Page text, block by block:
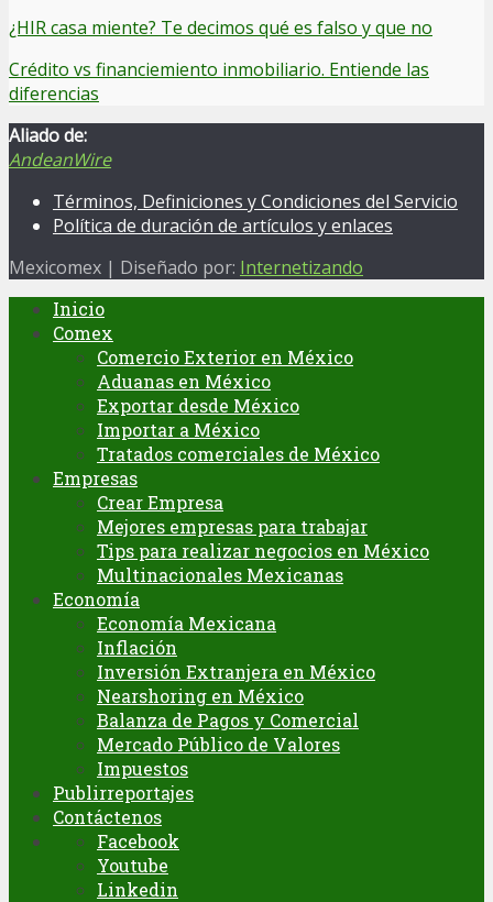
¿HIR casa miente? Te decimos qué es falso y que no
Crédito vs financiemiento inmobiliario. Entiende las
diferencias
Aliado de:
AndeanWire
Términos, Definiciones y Condiciones del Servicio
Política de duración de artículos y enlaces
Mexicomex | Diseñado por: Internetizando
Inicio
Comex
Comercio Exterior en México
Aduanas en México
Exportar desde México
Importar a México
Tratados comerciales de México
Empresas
Crear Empresa
Mejores empresas para trabajar
Tips para realizar negocios en México
Multinacionales Mexicanas
Economía
Economía Mexicana
Inflación
Inversión Extranjera en México
Nearshoring en México
Balanza de Pagos y Comercial
Mercado Público de Valores
Impuestos
Publirreportajes
Contáctenos
Facebook
Youtube
Linkedin